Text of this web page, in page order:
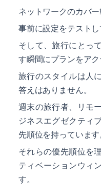
ネットワークのカバ
事前に設定をテストし
そして、旅行にとっ
す瞬間にプランをアク
旅行のスタイルは人
答えはありません。
週末の旅行者、リモ
ジネスエグゼクティ
先順位を持っています
それらの優先順位を
ティベーションウィ
す。